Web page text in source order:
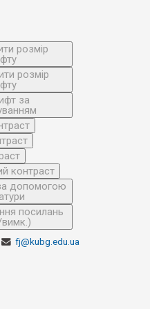
розмір
розмір
за
контраст
допомогою
посилань
вимк.)
fj@kubg.edu.ua